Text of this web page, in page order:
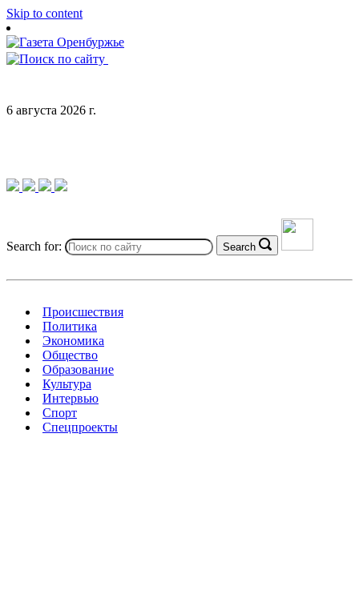
Skip to content
6 августа 2026 г.
Search for: Search
Происшествия
Политика
Экономика
Общество
Образование
Культура
Интервью
Спорт
Спецпроекты